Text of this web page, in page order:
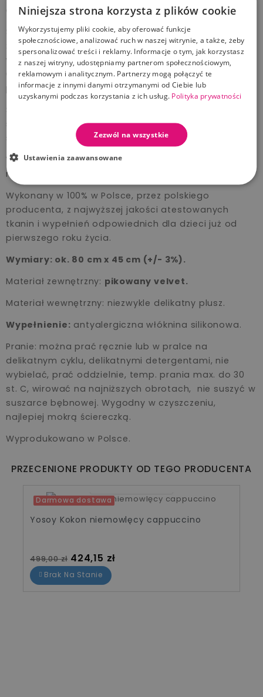
chroniący główkę przed chłodem i wiatrem.
Śpiworek posiada antyalergiczne wypełnienie, które
zapewnia optymalne ciepło, bez ryzyka przegrzania i
wychłodzenia. Włóknina wypełniająca posiada
Certyfikat PZH, dopuszczający do tworzenia
produktów dla dzieci już od 1 dnia życia.
samochodem, dlatego przyda się na wyjście ze
szpitala jesienią lub zimą.
Wraz z innymi produktami z naszej oferty stworzy
niepowtarzalny zestaw na prezent.
Wykonany w 100% w Polsce, przez polskiego
producenta, z najwyższej jakości atestowanych
tkanin i wypełnień odpowiednich dla dzieci już od
pierwszego roku życia.
Wymiary: ok. 80 cm x 45 cm (+/- 3%).
Materiał zewnętrzny: pikowany velvet.
Materiał wewnętrzny: niezwykle delikatny plusz.
Wypełnienie: antyalergiczna włóknina silikonowa.
Pranie: można prać ręcznie lub w pralce na
delikatnym cyklu, delikatnymi detergentami, nie
wybielać, prać oddzielnie, temp. prania max. do 30
st. C, wirować na najniższych obrotach, nie suszyć w
suszarce bębnowej. Wygodny w czyszczeniu,
najlepiej mokrą ściereczką.
Wyprodukowano w Polsce.
PRZECENIONE PRODUKTY OD TEGO PRODUCENTA
Darmowa dostawa
Yosoy Kokon niemowlęcy cappuccino
Cena standardowa
499,00 zł Cena
424,15 zł
Brak Na Stanie
Niniejsza strona korzysta z plików cookie
Wykorzystujemy pliki cookie, aby oferować funkcje
społecznościowe, analizować ruch w naszej witrynie, a także, żeby
spersonalizować treści i reklamy. Informacje o tym, jak korzystasz
z naszej witryny, udostępniamy partnerom społecznościowym,
reklamowym i analitycznym. Partnerzy mogą połączyć te
informacje z innymi danymi otrzymanymi od Ciebie lub
uzyskanymi podczas korzystania z ich usług. Polityka prywatności
Zezwól na wszystkie
Ustawienia zaawansowane